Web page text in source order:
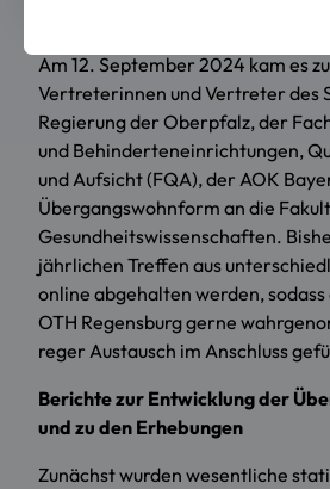
Am 12. September 2024 kam es
Vertreterinnen und Vertreter des
Regierung der Oberpfalz, der
und Behinderteneinrichtungen,
und Aufsicht (FQA), der AOK
Übergangswohnform an die
Gesundheitswissenschaften.
jährlichen Treffen aus
online abgehalten werden,
OTH Regensburg gerne
reger Austausch im Anschluss
Berichte zur Entwicklung der
und zu den Erhebungen
Zunächst wurden wesentliche